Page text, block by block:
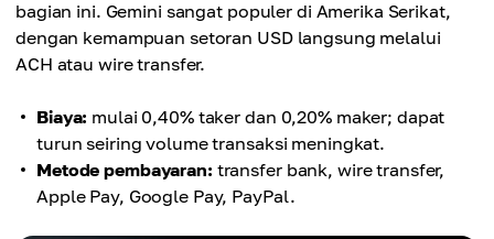
bagian ini. Gemini sangat populer di Amerika Serikat,
dengan kemampuan setoran USD langsung melalui
ACH atau wire transfer.
Biaya: mulai 0,40% taker dan 0,20% maker; dapat
turun seiring volume transaksi meningkat.
Metode pembayaran: transfer bank, wire transfer,
Apple Pay, Google Pay, PayPal.